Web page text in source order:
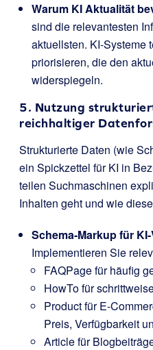
Warum KI Aktualität
sind die relevantesten
aktuellsten. KI-Systeme
priorisieren, die den
widerspiegeln.
5. Nutzung
reichhaltiger
Strukturierte Daten (wie
ein Spickzettel für KI in
teilen Suchmaschinen
Inhalten geht und wie
Schema-Markup für
Implementieren Sie
FAQPagefür häufig
HowTofür
Productfür E-
Preis, Verfügbarkeit
Articlefür